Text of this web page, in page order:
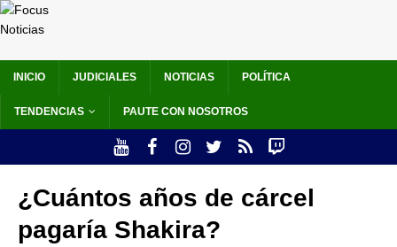
INICIO JUDICIALES NOTICIAS POLÍTICA
TENDENCIAS PAUTE CON NOSOTROS
¿Cuántos años de cárcel
pagaría Shakira?